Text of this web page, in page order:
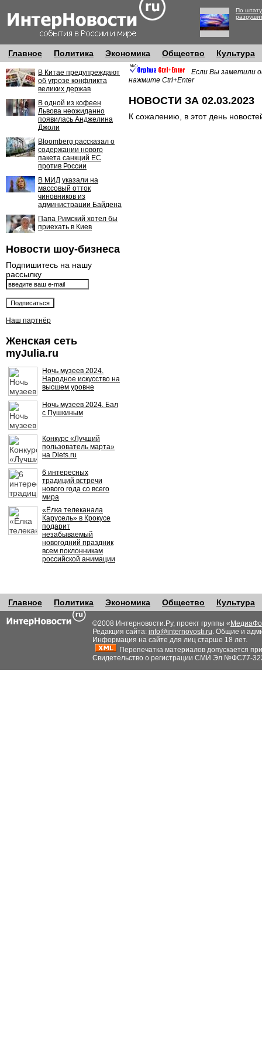
По
Главное Политика Экономика Общество Культура
В Китае предупреждают
об угрозе конфликта
великих держав
В одной из кофеен
Львова неожиданно
появилась Анджелина
Джоли
Bloomberg рассказал о
содержании нового
пакета санкций ЕС
против России
В МИД указали на
массовый отток
чиновников из
администрации Байдена
Папа Римский хотел бы
приехать в Киев
Новости шоу-бизнеса
Подпишитесь на нашу
рассылку
Наш партнёр
Женская сеть
myJulia.ru
Ночь музеев 2024.
Народное искусство на
высшем уровне
Ночь музеев 2024. Бал
с Пушкиным
Конкурс «Лучший
пользователь марта»
на Diets.ru
6 интересных
традиций встречи
нового года со всего
мира
«Ёлка телеканала
Карусель» в Крокусе
подарит
незабываемый
новогодний праздник
всем поклонникам
российской анимации
Если Вы заметили
нажмите Ctrl+Enter
НОВОСТИ ЗА 02.03.2023
К сожалению, в этот день
Главное Политика Экономика Общество Культура
©2008 Интерновости.Ру, проект группы «
Редакция сайта: info@internovosti.ru. Общие и
Информация на сайте для лиц старше 18 лет.
Перепечатка материалов допускается
Свидетельство о регистрации СМИ Эл №ФС77-